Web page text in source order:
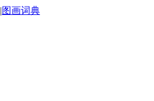
|图画词典